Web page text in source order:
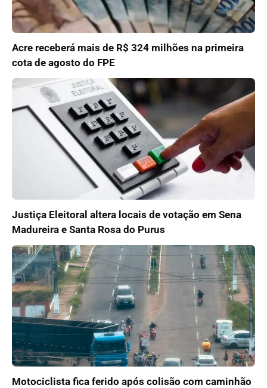
Acre receberá mais de R$ 324 milhões na primeira
cota de agosto do FPE
Justiça Eleitoral altera locais de votação em Sena
Madureira e Santa Rosa do Purus
Motociclista fica ferido após colisão com caminhão